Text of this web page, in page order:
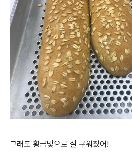
그래도 황금빛으로 잘 구워졌어!